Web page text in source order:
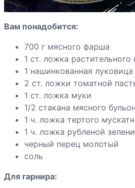
Говядина с
Говядина с
вешенками,
маринованная в
пиве
Говяжьи
ребрышки с
шампиньонами
Грибы «фри» с
соусом
Вам понадобится:
700 г мясного фарша
1 ст. ложка растительного
1 нашинкованная луковица
2 ст. ложки томатной
1 ст. ложка муки
1/2 стакана мясного
1 ч. ложка тертого
1 ч. ложка рубленой
черный перец молотый
соль
Для гарнира: